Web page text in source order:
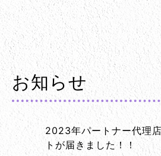
お知らせ
2023年パートナー代理
トが届きました！！